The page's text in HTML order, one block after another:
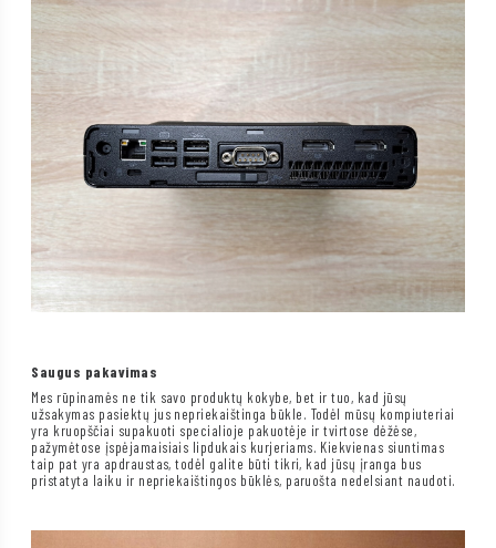
Saugus pakavimas
Mes rūpinamės ne tik savo produktų kokybe, bet ir tuo, kad jūsų
užsakymas pasiektų jus nepriekaištinga būkle. Todėl mūsų kompiuteriai
yra kruopščiai supakuoti specialioje pakuotėje ir tvirtose dėžėse,
pažymėtose įspėjamaisiais lipdukais kurjeriams. Kiekvienas siuntimas
taip pat yra apdraustas, todėl galite būti tikri, kad jūsų įranga bus
pristatyta laiku ir nepriekaištingos būklės, paruošta nedelsiant naudoti.